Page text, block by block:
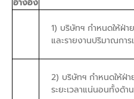
อ้างอิง
1) บริษัทฯ กำหนดให้ฝ่
และรายงานปริมาณกา
2) บริษัทฯ กำหนดให้ฝ่
ระยะเวลาแน่นอนทั้งด้า